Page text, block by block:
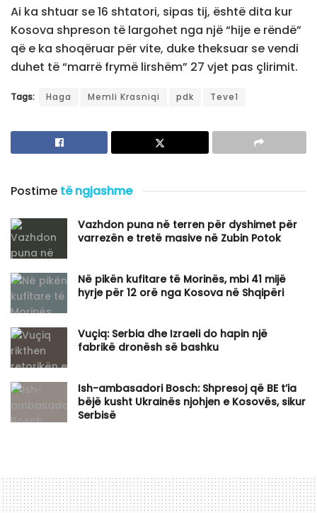
Ai ka shtuar se 16 shtatori, sipas tij, është dita kur
Kosova shpreson të largohet nga një “hije e rëndë”
që e ka shoqëruar për vite, duke theksuar se vendi
duhet të “marrë frymë lirshëm” 27 vjet pas çlirimit.
Tags: Haga Memli Krasniqi pdk Teve1
Postime të ngjashme
Vazhdon puna në terren për dyshimet për
varrezën e tretë masive në Zubin Potok
Në pikën kufitare të Morinës, mbi 41 mijë
hyrje për 12 orë nga Kosova në Shqipëri
Vuçiq: Serbia dhe Izraeli do hapin një
fabrikë dronësh së bashku
Ish-ambasadori Bosch: Shpresoj që BE t’ia
bëjë kusht Ukrainës njohjen e Kosovës, sikur
Serbisë